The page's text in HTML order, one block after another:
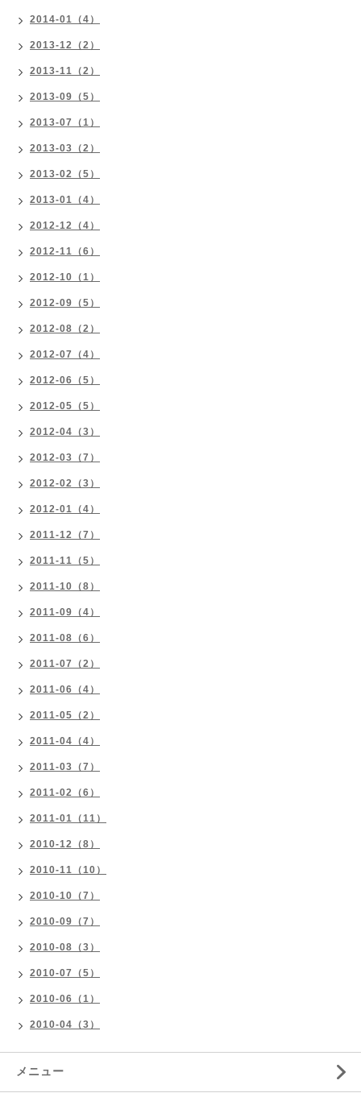
2014-01（4）
2013-12（2）
2013-11（2）
2013-09（5）
2013-07（1）
2013-03（2）
2013-02（5）
2013-01（4）
2012-12（4）
2012-11（6）
2012-10（1）
2012-09（5）
2012-08（2）
2012-07（4）
2012-06（5）
2012-05（5）
2012-04（3）
2012-03（7）
2012-02（3）
2012-01（4）
2011-12（7）
2011-11（5）
2011-10（8）
2011-09（4）
2011-08（6）
2011-07（2）
2011-06（4）
2011-05（2）
2011-04（4）
2011-03（7）
2011-02（6）
2011-01（11）
2010-12（8）
2010-11（10）
2010-10（7）
2010-09（7）
2010-08（3）
2010-07（5）
2010-06（1）
2010-04（3）
メニュー